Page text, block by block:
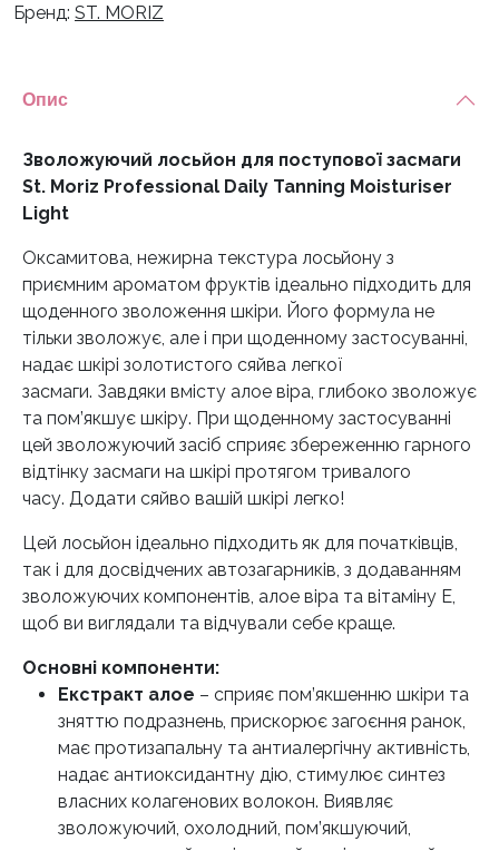
Professional
Moisturiser
кількість
Бренд: ST. MORIZ
Опис
Зволожуючий лосьйон для поступової засмаги
St. Moriz Professional Daily Tanning Moisturiser
Light
Оксамитова, нежирна текстура лосьйону з
приємним ароматом фруктів ідеально підходить для
щоденного зволоження шкіри. Його формула не
тільки зволожує, але і при щоденному застосуванні,
надає шкірі золотистого сяйва легкої
засмаги. Завдяки вмісту алое віра, глибоко зволожує
та пом’якшує шкіру. При щоденному застосуванні
цей зволожуючий засіб сприяє збереженню гарного
відтінку засмаги на шкірі протягом тривалого
часу. Додати сяйво вашій шкірі легко!
Цей лосьйон ідеально підходить як для початківців,
так і для досвідчених автозагарників, з додаванням
зволожуючих компонентів, алое віра та вітаміну Е,
щоб ви виглядали та відчували себе краще.
Основні компоненти:
Екстракт алое – сприяє пом’якшенню шкіри та
зняттю подразнень, прискорює загоєння ранок,
має протизапальну та антиалергічну активність,
надає антиоксидантну дію, стимулює синтез
власних колагенових волокон. Виявляє
зволожуючий, охолодний, пом’якшуючий,